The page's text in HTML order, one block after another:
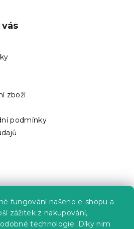
fungování našeho e-shopu a
zážitek z nakupování,
technologie. Díky nim
ý
i
s
zboží
podmínky